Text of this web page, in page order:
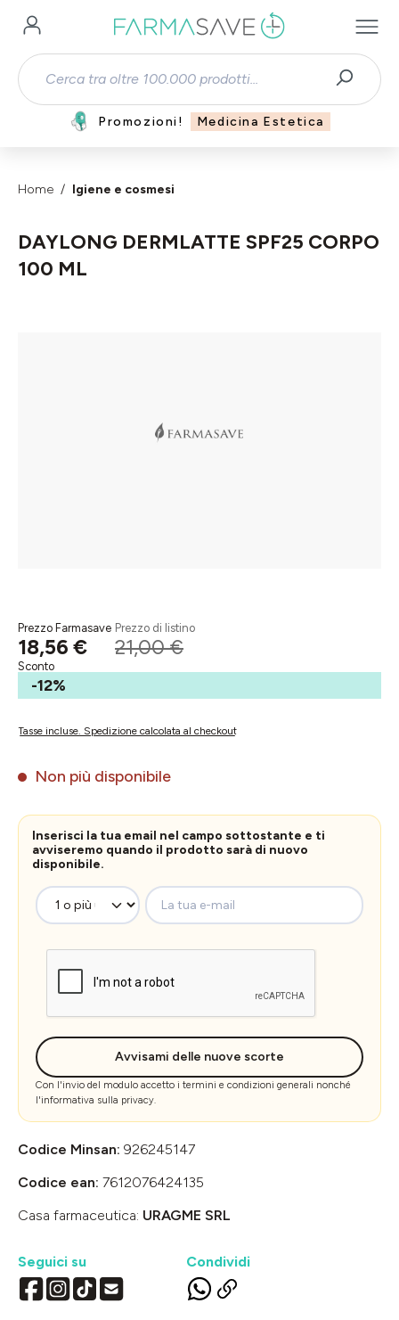
Passa al contenuto principale
Promozioni! Medicina Estetica
Home Igiene e cosmesi
DAYLONG DERMLATTE SPF25 CORPO
100 ML
Prezzo Farmasave
18,56 €
Prezzo di listino
21,00 €
Sconto
-12%
Tasse incluse. Spedizione calcolata al checkout
Non più disponibile
Inserisci la tua email nel campo sottostante e ti
avviseremo quando il prodotto sarà di nuovo
disponibile.
La tua e-mail
Avvisami delle nuove scorte
Con l'invio del modulo accetto i termini e condizioni generali nonché
l'informativa sulla privacy.
Codice Minsan: 926245147
Codice ean: 7612076424135
Casa farmaceutica: URAGME SRL
Seguici su Condividi